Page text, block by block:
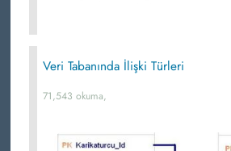
Veri Tabanında İlişki Türleri
71,543 okuma,